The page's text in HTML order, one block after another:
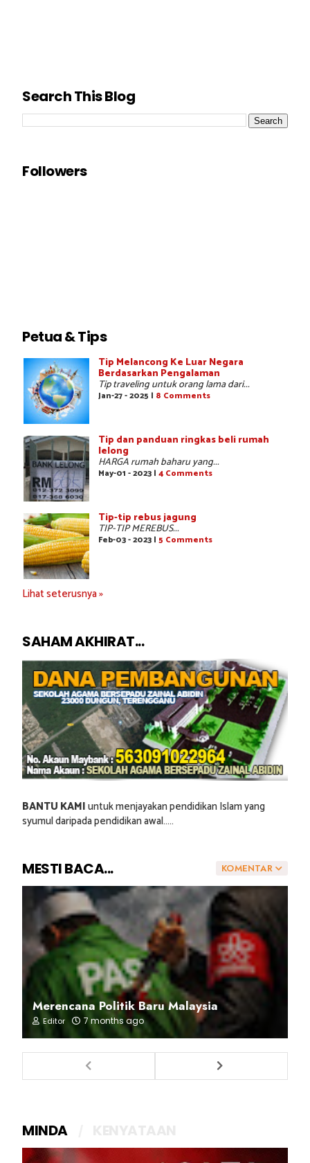
Search This Blog
Followers
Petua & Tips
Tip Melancong Ke Luar Negara
Berdasarkan Pengalaman
Tip traveling untuk orang lama dari...
Jan-27 - 2025 | 8 Comments
Tip dan panduan ringkas beli rumah
lelong
HARGA rumah baharu yang...
May-01 - 2023 | 4 Comments
Tip-tip rebus jagung
TIP-TIP MEREBUS...
Feb-03 - 2023 | 5 Comments
Lihat seterusnya »
SAHAM AKHIRAT...
BANTU KAMIuntuk menjayakan pendidikan Islam yang
syumul daripada pendidikan awal.....
KOMENTAR
MESTI BACA...
Merencana Politik Baru Malaysia
Editor 7 months ago
MINDA